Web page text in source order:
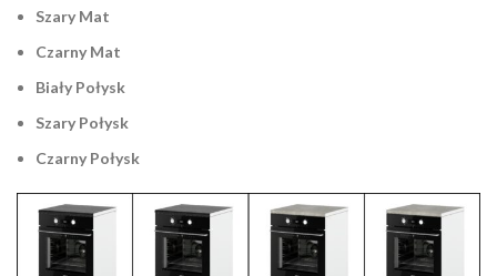
Szary Mat
Czarny Mat
Biały Połysk
Szary Połysk
Czarny Połysk